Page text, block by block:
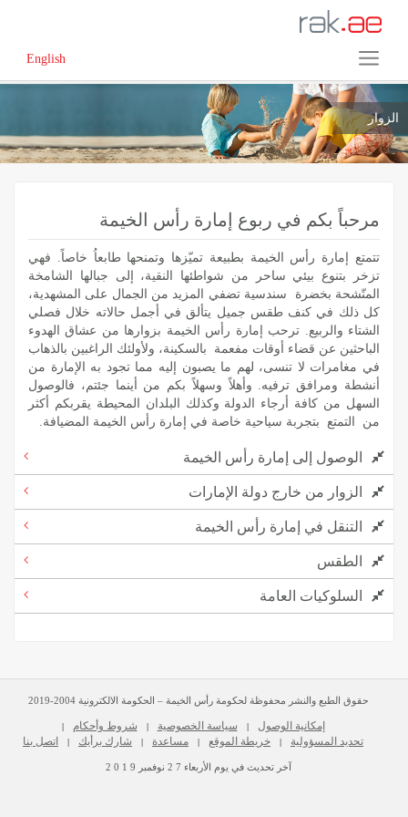
English
الزوار
مرحباً بكم في ربوع إمارة رأس الخيمة
تتمتع إمارة رأس الخيمة بطبيعة تميّزها وتمنحها طابعاُ خاصاً. فهي
تزخر بتنوع بيئي ساحر من شواطئها النقية، إلى جبالها الشامخة
المتّشحة بخضرة سندسية تضفي المزيد من الجمال على المشهدية،
كل ذلك في كنف طقس جميل يتألق في أجمل حالاته خلال فصلي
الشتاء والربيع. ترحب إمارة رأس الخيمة بزوارها من عشاق الهدوء
الباحثين عن قضاء أوقات مفعمة بالسكينة، ولأولئك الراغبين بالذهاب
في مغامرات لا تنسى، لهم ما يصبون إليه مما تجود به الإمارة من
أنشطة ومرافق ترفيه. وأهلاً وسهلاً بكم من أينما جئتم، فالوصول
السهل من كافة أرجاء الدولة وكذلك البلدان المحيطة يقربكم أكثر
من التمتع بتجربة سياحية خاصة في إمارة رأس الخيمة المضيافة.
الوصول إلى إمارة رأس الخيمة
الزوار من خارج دولة الإمارات
التنقل في إمارة رأس الخيمة
الطقس
السلوكيات العامة
حقوق الطبع والنشر محفوظة لحكومة رأس الخيمة – الحكومة الالكترونية 2004-2019
إمكانية الوصول | سياسة الخصوصية | شروط وأحكام |
تحديد المسؤولية | خريطة الموقع | مساعدة | شارك برأيك | اتصل بنا
2 0 1 9 نوفمبر 2 7 الأربعاء آخر تحديث في يوم